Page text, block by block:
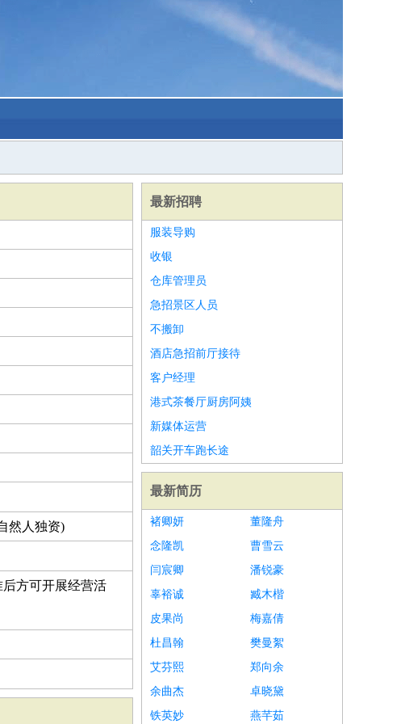
然人独资)
方可开展经营活
最新招聘
服装导购
收银
仓库管理员
急招景区人员
不搬卸
酒店急招前厅接待
客户经理
港式茶餐厅厨房阿姨
新媒体运营
韶关开车跑长途
最新简历
褚卿妍
董隆舟
念隆凯
曹雪云
闫宸卿
潘锐豪
辜裕诚
臧木楷
皮果尚
梅嘉倩
杜昌翰
樊曼絮
艾芬熙
郑向余
余曲杰
卓晓黛
铁英妙
燕芊茹